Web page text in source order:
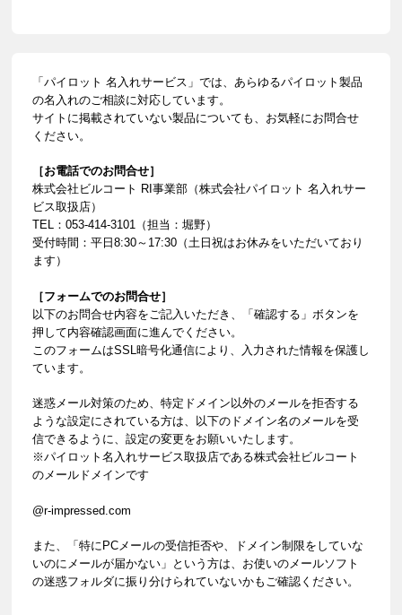
「パイロット 名入れサービス」では、あらゆるパイロット製品
の名入れのご相談に対応しています。
サイトに掲載されていない製品についても、お気軽にお問合せ
ください。
［お電話でのお問合せ］
株式会社ビルコート RI事業部（株式会社パイロット 名入れサー
ビス取扱店）
TEL：053-414-3101（担当：堀野）
受付時間：平日8:30～17:30（土日祝はお休みをいただいており
ます）
［フォームでのお問合せ］
以下のお問合せ内容をご記入いただき、「確認する」ボタンを
押して内容確認画面に進んでください。
このフォームはSSL暗号化通信により、入力された情報を保護し
ています。
迷惑メール対策のため、特定ドメイン以外のメールを拒否する
ような設定にされている方は、以下のドメイン名のメールを受
信できるように、設定の変更をお願いいたします。
※パイロット名入れサービス取扱店である株式会社ビルコート
のメールドメインです
@r-impressed.com
また、「特にPCメールの受信拒否や、ドメイン制限をしていな
いのにメールが届かない」という方は、お使いのメールソフト
の迷惑フォルダに振り分けられていないかもご確認ください。